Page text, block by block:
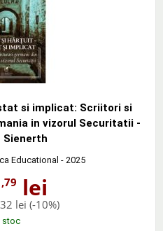
si implicat: Scriitori si
in vizorul Securitatii -
Sienerth
Educational - 2025
,79 lei
lei (-10%)
stoc